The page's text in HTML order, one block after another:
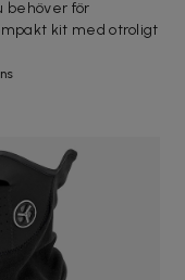
behöver för
kit med otroligt